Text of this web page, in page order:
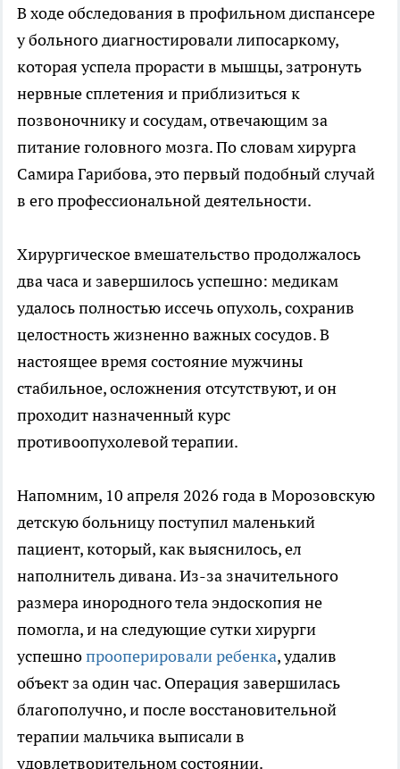
В ходе обследования в профильном диспансере
у больного диагностировали липосаркому,
которая успела прорасти в мышцы, затронуть
нервные сплетения и приблизиться к
позвоночнику и сосудам, отвечающим за
питание головного мозга. По словам хирурга
Самира Гарибова, это первый подобный случай
в его профессиональной деятельности.
Хирургическое вмешательство продолжалось
два часа и завершилось успешно: медикам
удалось полностью иссечь опухоль, сохранив
целостность жизненно важных сосудов. В
настоящее время состояние мужчины
стабильное, осложнения отсутствуют, и он
проходит назначенный курс
противоопухолевой терапии.
Напомним, 10 апреля 2026 года в Морозовскую
детскую больницу поступил маленький
пациент, который, как выяснилось, ел
наполнитель дивана. Из-за значительного
размера инородного тела эндоскопия не
помогла, и на следующие сутки хирурги
успешнопрооперировали ребенка, удалив
объект за один час. Операция завершилась
благополучно, и после восстановительной
терапии мальчика выписали в
удовлетворительном состоянии.